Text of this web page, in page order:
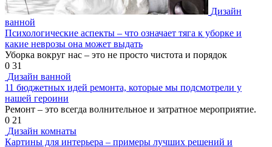
Дизайн
ванной
Психологические аспекты – что означает тяга к уборке и
какие неврозы она может выдать
Уборка вокруг нас – это не просто чистота и порядок
0 31
Дизайн ванной
11 бюджетных идей ремонта, которые мы подсмотрели у
нашей героини
Ремонт – это всегда волнительное и затратное мероприятие.
0 21
Дизайн комнаты
Картины для интерьера – примеры лучших решений и